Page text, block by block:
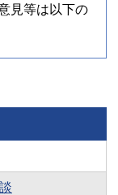
見等は以下の